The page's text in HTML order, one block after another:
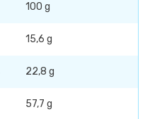
100 g
15,6 g
22,8 g
57,7 g